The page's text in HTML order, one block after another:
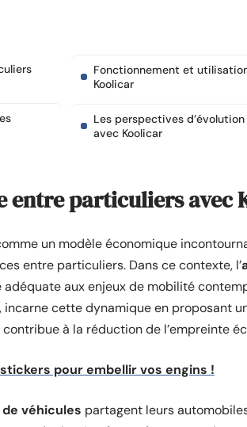
Fonctionnement et
Koolicar
Les perspectives
avec Koolicar
entre particuliers avec
un modèle économique
entre particuliers. Dans ce contexte, l’
aux enjeux de mobilité
cette dynamique en proposant
à la réduction de l’empreinte
pour embellir vos engins !
véhicules partagent leurs